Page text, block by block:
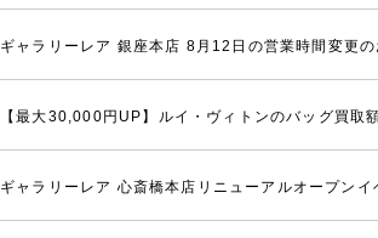
ギャラリーレア 銀座本店 8月12日の営業時間変更
【最大30,000円UP】ルイ・ヴィトンのバッグ買取
ギャラリーレア 心斎橋本店リニューアルオープンイ